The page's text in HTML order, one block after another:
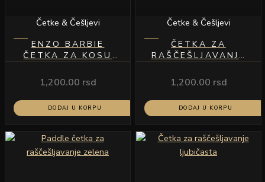
Četke & Češljevi
ENZO BARBIE
ČETKA ZA KOSU
9034
1,200.00 rsd
DODAJ U KORPU
Četke & Češljevi
ČETKA ZA
RAŠČEŠLJAVANJE
1,200.00 rsd
DODAJ U KORPU